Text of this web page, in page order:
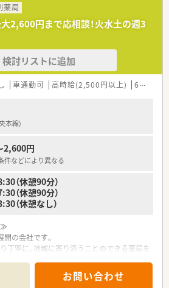
薬局
2,600円まで応相談！火水土の週3
検討リストに追加
車通勤可 高時給(2,500円以上) 60歳以上可
本線)
2,600円
件などにより異なる
（休憩90分）
（休憩90分）
（休憩なし）
≫
の会社です。
丁寧に、地域に寄り添うことのできる薬局を
関係性が構築できており、疑義照会等しやす
お問い合わせ